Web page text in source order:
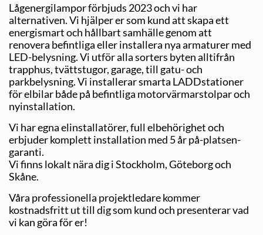
Lågenergilampor förbjuds 2023 och vi har
alternativen. Vi hjälper er som kund att skapa ett
energismart och hållbart samhälle genom att
renovera befintliga eller installera nya armaturer med
LED-belysning. Vi utför alla sorters byten alltifrån
trapphus, tvättstugor, garage, till gatu- och
parkbelysning. Vi installerar smarta LADDstationer
för elbilar både på befint­liga motorvärmarstolpar och
nyinstallation.
Vi har egna elinstallatörer, full elbehörighet och
erbjuder komplett installation med 5 år på-platsen-
garanti.
Vi finns lokalt nära dig i Stockholm, Göteborg och
Skåne.
Våra professionella projektledare kommer
kostnadsfritt ut till dig som kund och presenterar vad
vi kan göra för er!